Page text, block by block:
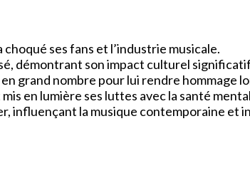
ses fans et l’industrie musicale.
démontrant son impact culturel
grand nombre pour lui rendre hommage
en lumière ses luttes avec la santé
influençant la musique contemporaine et